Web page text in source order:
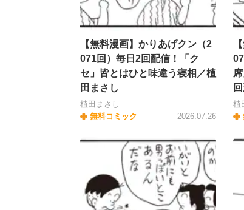
【無料漫画】かりあげクン（2
071回）毎日2回配信！「ク
セ」皆とはひと味違う寝相／植
田まさし
植田まさし
無料コミック
2026.07.26
植